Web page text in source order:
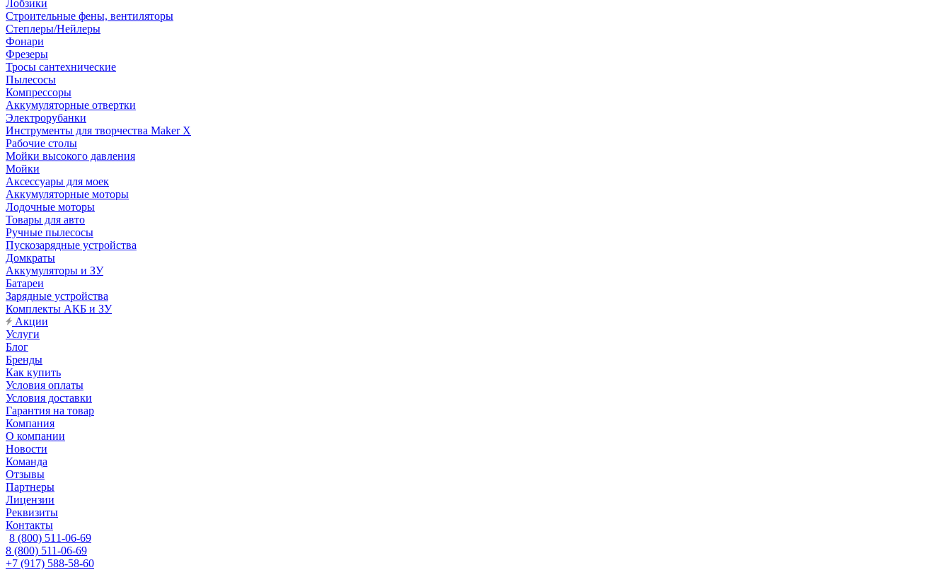
Лобзики
Строительные фены, вентиляторы
Степлеры/Нейлеры
Фонари
Фрезеры
Тросы сантехнические
Пылесосы
Компрессоры
Аккумуляторные отвертки
Электрорубанки
Инструменты для творчества Maker X
Рабочие столы
Мойки высокого давления
Мойки
Аксессуары для моек
Аккумуляторные моторы
Лодочные моторы
Товары для авто
Ручные пылесосы
Пускозарядные устройства
Домкраты
Аккумуляторы и ЗУ
Батареи
Зарядные устройства
Комплекты АКБ и ЗУ
Акции
Услуги
Блог
Бренды
Как купить
Условия оплаты
Условия доставки
Гарантия на товар
Компания
О компании
Новости
Команда
Отзывы
Партнеры
Лицензии
Реквизиты
Контакты
8 (800) 511-06-69
8 (800) 511-06-69
+7 (917) 588-58-60